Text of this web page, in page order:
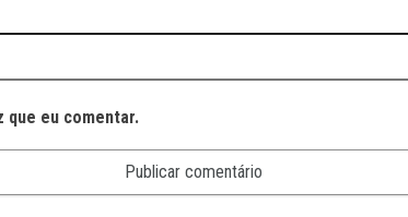
que eu comentar.